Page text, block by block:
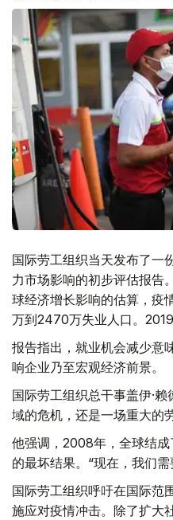
国际劳工组织当天发布了一
力市场影响的初步评估报告
球经济增长影响的估算，疫
万到2470万失业人口。
报告指出，就业机会减少意
响企业乃至宏观经济前景。
国际劳工组织总干事盖伊·
域的危机，还是一场重大的
他强调，2008年，全球结
的最坏结果。“现在，我们
国际劳工组织呼吁在国际范
施应对疫情冲击。除了扩大